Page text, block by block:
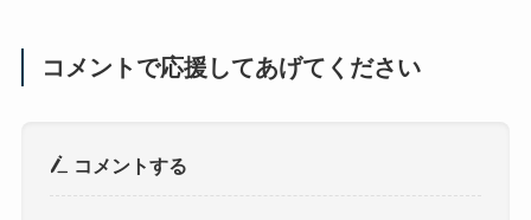
コメントで応援してあげてください
コメントする